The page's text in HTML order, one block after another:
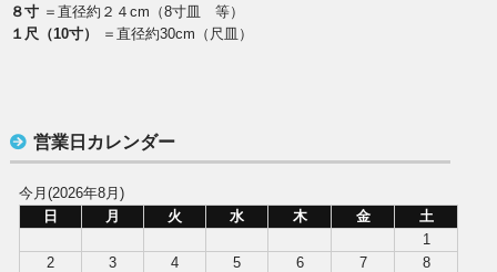
８寸 ＝直径約２４cm（8寸皿 等）
１尺（10寸）
＝直径約30cm（尺皿）
営業日カレンダー
今月(2026年8月)
日
月 火 水 木 金
土
1
2
3 4 5 6 7
8